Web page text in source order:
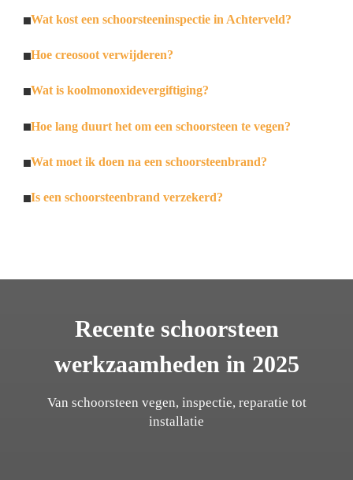
Wat kost een schoorsteeninspectie in Achterveld?
Hoe creosoot verwijderen?
Wat is koolmonoxidevergiftiging?
Hoe lang duurt het om een schoorsteen te vegen?
Wat moet ik doen na een schoorsteenbrand?
Is een schoorsteenbrand verzekerd?
Recente schoorsteen
werkzaamheden in 2025
Van schoorsteen vegen, inspectie, reparatie tot
installatie